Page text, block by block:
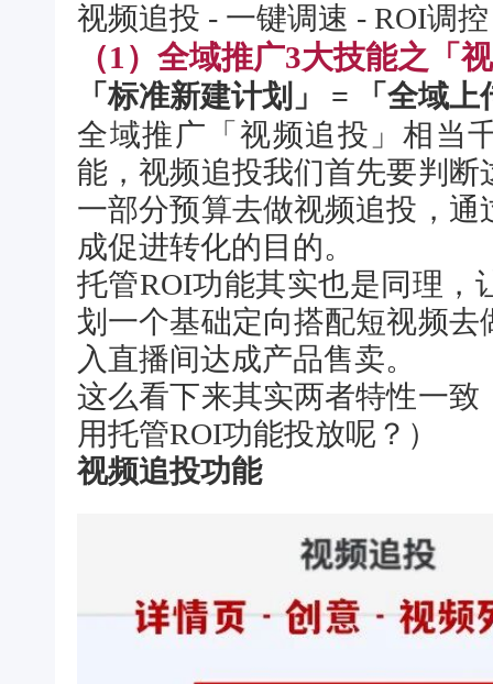
视频追投 - 一键调速 - ROI调控
（1）全域推广3大技能之「
「标准新建计划」 = 「全域上
全域推广 「视频追投」相当
能，视频追投我们首先要判
一部分预算去做视频追投，
成促进转化的目的。
托管ROI功能其实也是同理，
划一个基础定向搭配短视频
入直播间达成产品售卖。
这么看下来其实两者特性一致
用托管ROI功能投放呢？）
视频追投功能